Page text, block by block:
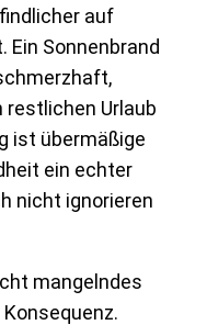
auf
Ein Sonnenbrand
restlichen Urlaub
ist übermäßige
ein echter
nicht ignorieren
mangelndes